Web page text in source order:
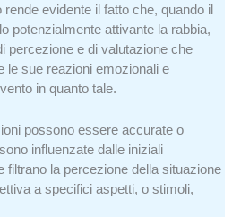
evidente il fatto che, quando il
potenzialmente attivante la rabbia,
percezione e di valutazione che
le sue reazioni emozionali e
in quanto tale.
possono essere accurate o
influenzate dalle iniziali
filtrano la percezione della situazione
a specifici aspetti, o stimoli,